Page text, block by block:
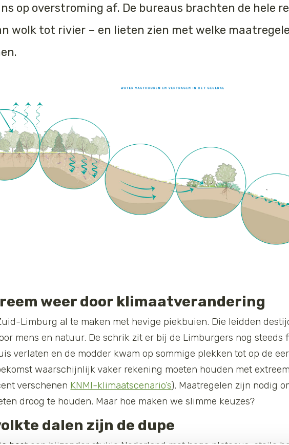
op overstroming af. De bureaus brachten de hele
wolk tot rivier – en lieten zien met welke
weer door klimaatverandering
Limburg al te maken met hevige piekbuien. Die leidden
mens en natuur. De schrik zit er bij de Limburgers nog steeds
verlaten en de modder kwam op sommige plekken tot op de
waarschijnlijk vaker rekening moeten houden met
verschenen KNMI-klimaatscenario’s). Maatregelen zijn nodig
droog te houden. Maar hoe maken we slimme keuzes?
dalen zijn de dupe